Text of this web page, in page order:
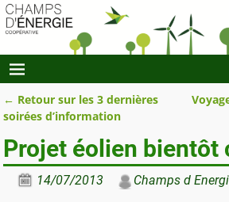
Navigation des articles
← Retour sur les 3 dernières
soirées d’information
Projet éolien bientôt
14/07/2013 Champs d